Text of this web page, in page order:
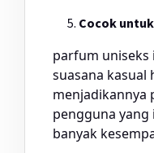
Cocok
parfum uniseks
suasana kasual
menjadikannya
pengguna
banyak